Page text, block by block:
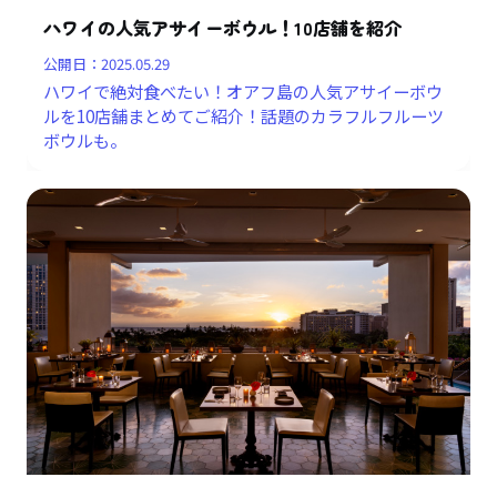
ハワイの人気アサイーボウル！10店舗を紹介
公開日：2025.05.29
ハワイで絶対食べたい！オアフ島の人気アサイーボウ
ルを10店舗まとめてご紹介！話題のカラフルフルーツ
ボウルも。